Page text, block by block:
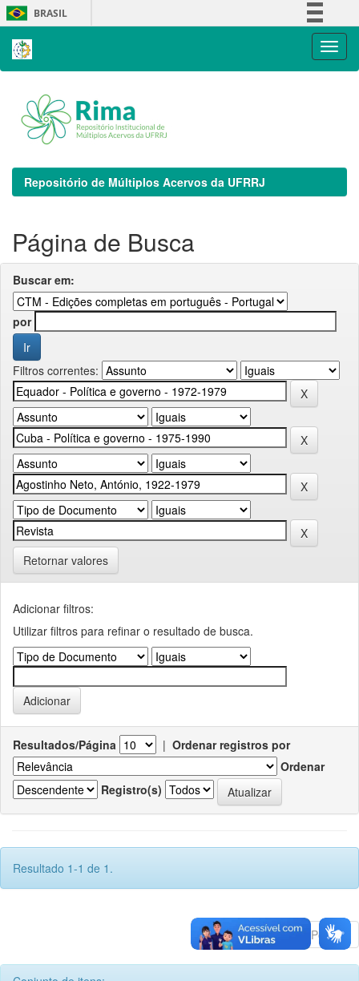
Skip
navigation
BRASIL
Repositório de Múltiplos Acervos da UFRRJ
Página de Busca
Buscar em:
por
Filtros correntes:
Retornar valores
Adicionar filtros:
Utilizar filtros para refinar o resultado de busca.
Resultados/Página | Ordenar registros por
Ordenar
Registro(s)
Resultado 1-1 de 1.
Anterior 1 Póximo